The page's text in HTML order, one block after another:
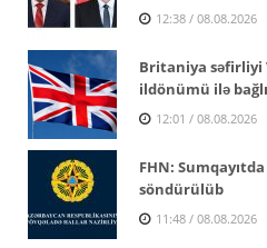
12:38 / 08.08.2026
Britaniya
ildönümü ilə
12:01 / 08.08.2026
FHN:
söndürülüb
11:48 / 08.08.2026